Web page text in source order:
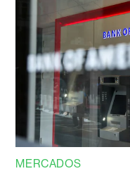
MERCADOS